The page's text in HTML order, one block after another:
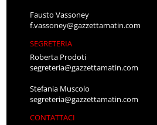
Fausto Vassoney
f.vassoney@gazzettamatin.com
SEGRETERIA
Roberta Prodoti
segreteria@gazzettamatin.com
Stefania Muscolo
segreteria@gazzettamatin.com
CONTATTACI